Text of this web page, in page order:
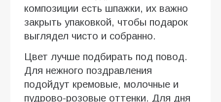
композиции есть шпажки, их важно
закрыть упаковкой, чтобы подарок
выглядел чисто и собранно.
Цвет лучше подбирать под повод.
Для нежного поздравления
подойдут кремовые, молочные и
пудрово-розовые оттенки. Для дня